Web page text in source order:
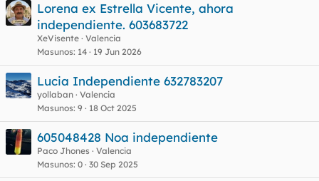
Lorena ex Estrella Vicente, ahora
independiente. 603683722
XeVisente Valencia
Masunos 14 19 Jun 2026
Lucia Independiente 632783207
yollaban Valencia
Masunos 9 18 Oct 2025
605048428 Noa independiente
Paco Jhones Valencia
Masunos 0 30 Sep 2025